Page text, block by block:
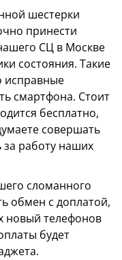
шестерки
принести
СЦ в Москве
состояния. Такие
исправные
смартфона. Стоит
бесплатно,
совершать
за работу наших
сломанного
обмен с доплатой,
новый телефонов
будет